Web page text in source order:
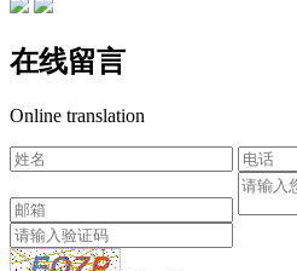
在线留言
Online translation